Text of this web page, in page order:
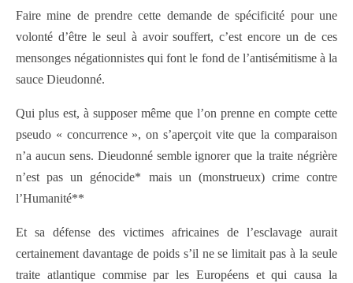
Faire mine de prendre cette demande de spécificité pour une
volonté d’être le seul à avoir souffert, c’est encore un de ces
mensonges négationnistes qui font le fond de l’antisémitisme à la
sauce Dieudonné.
Qui plus est, à supposer même que l’on prenne en compte cette
pseudo « concurrence », on s’aperçoit vite que la comparaison
n’a aucun sens. Dieudonné semble ignorer que la traite négrière
n’est pas un génocide* mais un (monstrueux) crime contre
l’Humanité**
Et sa défense des victimes africaines de l’esclavage aurait
certainement davantage de poids s’il ne se limitait pas à la seule
traite atlantique commise par les Européens et qui causa la